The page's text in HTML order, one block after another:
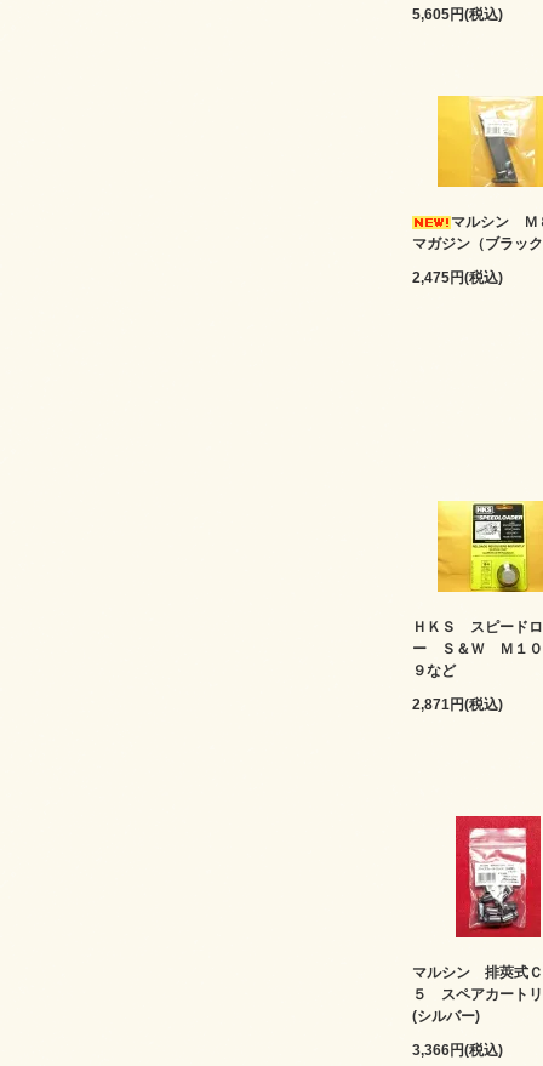
5,605円(税込)
マルシン
マガジン（ブラッ
2,475円(税込)
ＨＫＳ スピード
ー Ｓ＆Ｗ Ｍ１０
９など
2,871円(税込)
マルシン 排莢式
５ スペアカート
(シルバー)
3,366円(税込)